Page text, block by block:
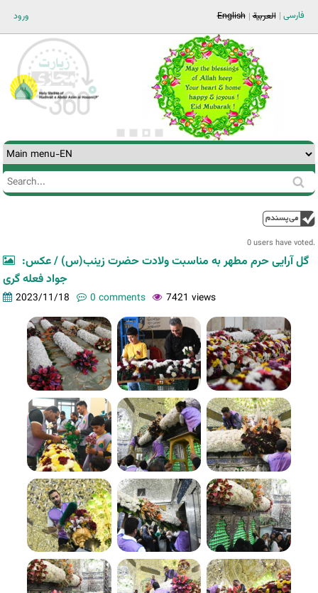
ورود فارسی العربية English
Search
Search
0 users have voted.
گل آرایی حرم مطهر به مناسبت ولادت حضرت زینب(س) / عکس:
جواد فعله گری
2023/11/18 0 comments 7421 views